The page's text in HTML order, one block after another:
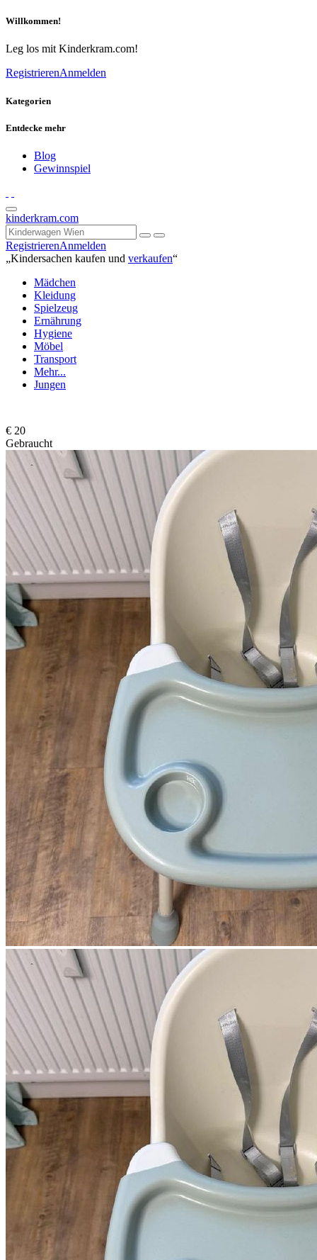
Willkommen!
Leg los mit Kinderkram.com!
RegistrierenAnmelden
Kategorien
Entdecke mehr
Blog
Gewinnspiel
kinderkram.com
RegistrierenAnmelden
„Kindersachen kaufen und verkaufen“
Mädchen
Kleidung
Spielzeug
Ernährung
Hygiene
Möbel
Transport
Mehr...
Jungen
€ 20
Gebraucht